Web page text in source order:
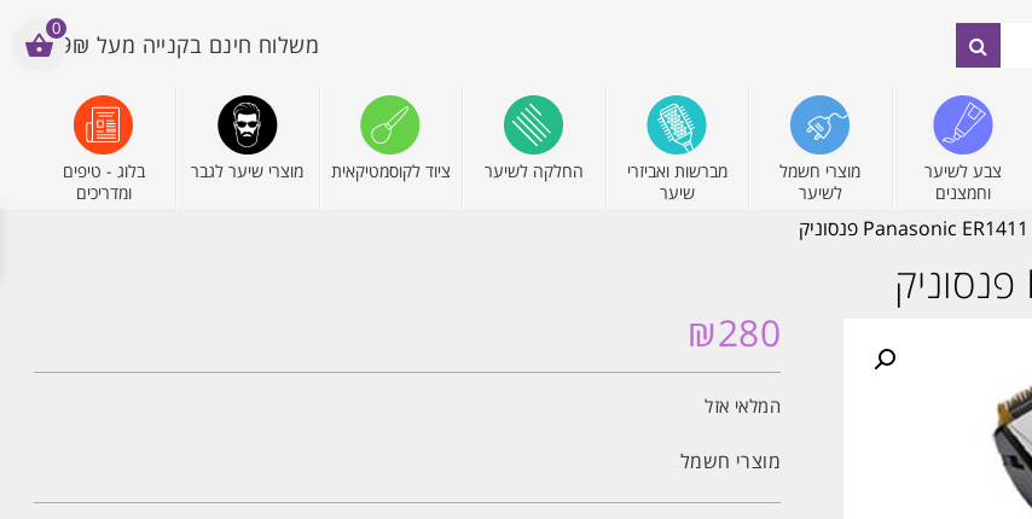
משלוח חינם בקנייה מעל 199₪
צבע לשיער
וחמצנים
מוצרי חשמל
לשיער
מברשות ואביזרי
שיער
החלקה לשיער ציוד לקוסמטיקאית מוצרי שיער לגבר
בלוג - טיפים
ומדריכים
₪280
המלאי אזל
מוצרי חשמל
0